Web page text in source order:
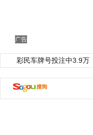
广告
彩民车牌号投注中3.9万